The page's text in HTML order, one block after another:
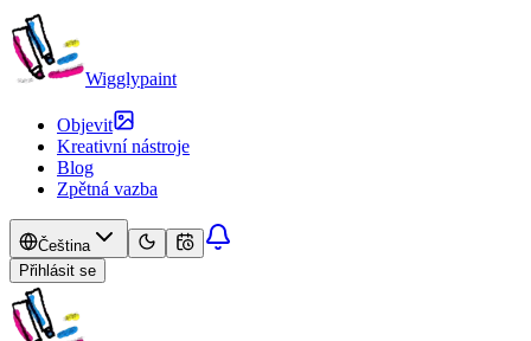
Wigglypaint
Objevit
Kreativní nástroje
Blog
Zpětná vazba
Čeština
Přihlásit se